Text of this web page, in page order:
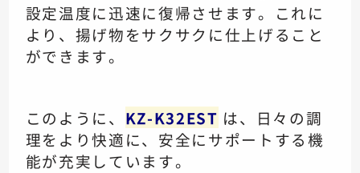
設定温度に迅速に復帰させます。これに
より、揚げ物をサクサクに仕上げること
ができます。
このように、 KZ-K32EST は、日々の調
理をより快適に、安全にサポートする機
能が充実しています。